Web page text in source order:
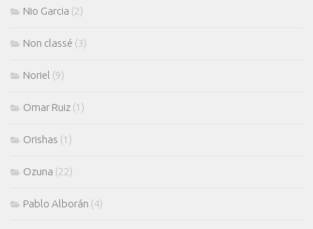
Nio Garcia (2)
Non classé (3)
Noriel (9)
Omar Ruiz (1)
Orishas (1)
Ozuna (22)
Pablo Alborán (4)